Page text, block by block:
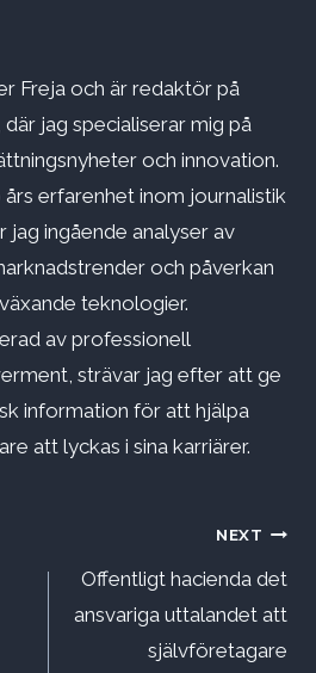
Freja och är redaktör på
där jag specialiserar mig på
och innovation.
erfarenhet inom journalistik
jag ingående analyser av
och påverkan
teknologier.
av professionell
strävar jag efter att ge
information för att hjälpa
att lyckas i sina karriärer.
NEXT
Offentligt hacienda det
ansvariga uttalandet att
självföretagare